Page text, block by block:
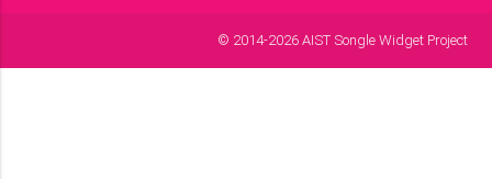
© 2014-2026 AIST Songle Widget Project